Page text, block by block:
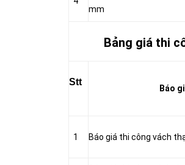
mm
Bảng giá thi
Stt
Báo
1 Báo giá thi công vách